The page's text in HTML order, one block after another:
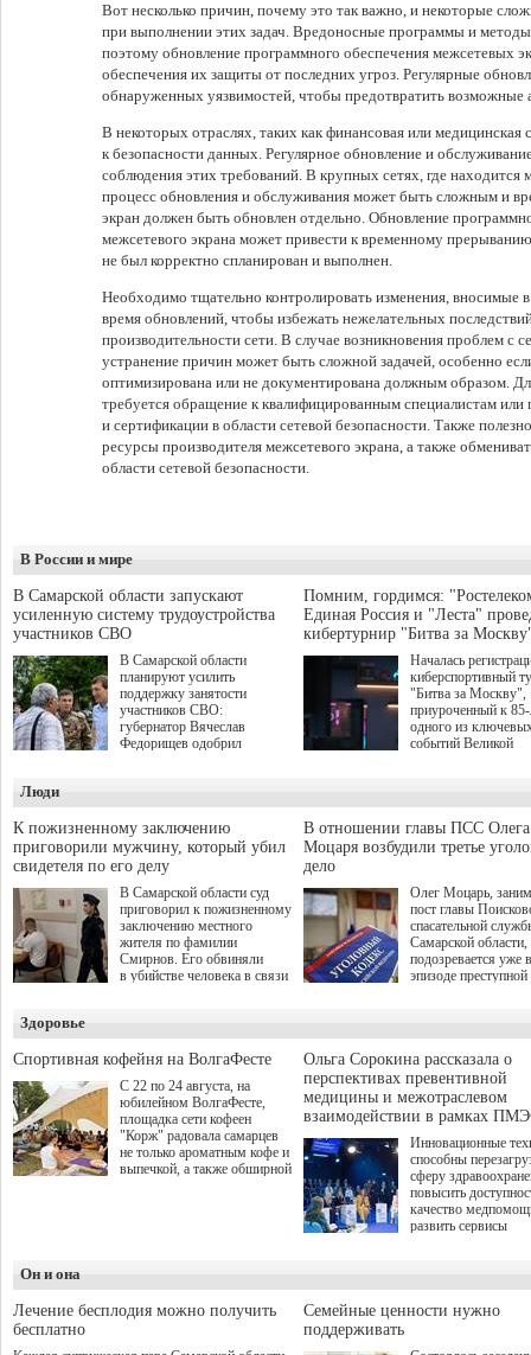
Вот несколько причин, почему это так важно, и некоторые
при выполнении этих задач. Вредоносные программы и
поэтому обновление программного обеспечения межсетевых
обеспечения их защиты от последних угроз. Регулярные
обнаруженных уязвимостей, чтобы предотвратить возможные
В некоторых отраслях, таких как финансовая или
к безопасности данных. Регулярное обновление и
соблюдения этих требований. В крупных сетях, где находится
процесс обновления и обслуживания может быть сложным и
экран должен быть обновлен отдельно. Обновление
межсетевого экрана может привести к временному
не был корректно спланирован и выполнен.
Необходимо тщательно контролировать изменения, вносимые
время обновлений, чтобы избежать нежелательных
производительности сети. В случае возникновения проблем с
устранение причин может быть сложной задачей, особенно
оптимизирована или не документирована должным образом.
требуется обращение к квалифицированным специалистам
и сертификации в области сетевой безопасности. Также
ресурсы производителя межсетевого экрана, а также
области сетевой безопасности.
В России и мире
В Самарской области запускают
усиленную систему трудоустройства
участников СВО
В Самарской области
планируют усилить
поддержку занятости
участников СВО:
губернатор Вячеслав
Федорищев одобрил
Живайкина, направленные
на трудоустройство и более
спокойную адаптацию к
мирной жизни.
Помним, гордимся:
Единая Россия и "Леста"
кибертурнир "Битва за
Началась
киберспортивный
"Битва за Москву",
приуроченный к
одного из
событий Великой
игре "Мир танков"
выступили
партия "Единая
игровая студия
Люди
К пожизненному заключению
приговорили мужчину, который убил
свидетеля по его делу
В Самарской области суд
приговорил к пожизненному
заключению местного
жителя по фамилии
Смирнов. Его обвиняли
в убийстве человека в связи
В отношении главы ПСС Олега
Моцаря возбудили третье
дело
Олег Моцарь,
пост главы
спасательной
Самарской области,
подозревается уже
эпизоде преступной
а сам он
Здоровье
Спортивная кофейня на ВолгаФесте
С 22 по 24 августа, на
юбилейном ВолгаФесте,
площадка сети кофеен
"Корж" радовала самарцев
не только ароматным кофе и
выпечкой, а также обширной
Ольга Сорокина рассказала о
перспективах превентивной
медицины и межотраслевом
взаимодействии в рамках
Инновационные
способны
сферу
повысить
качество
развить сервисы
определенными
К ним можно
Он и она
Лечение бесплодия можно получить
бесплатно
Семейные ценности нужно
поддерживать